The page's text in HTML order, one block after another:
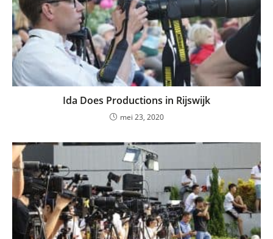
Ida Does Productions in Rijswijk
mei 23, 2020